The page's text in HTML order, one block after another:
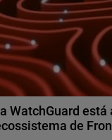
WatchGuard está
de